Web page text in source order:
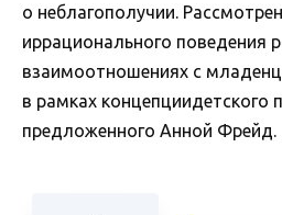
о неблагополучии.
иррационального поведения
взаимоотношениях с
в рамках концепциидетского
предложенного Анной Фрейд.